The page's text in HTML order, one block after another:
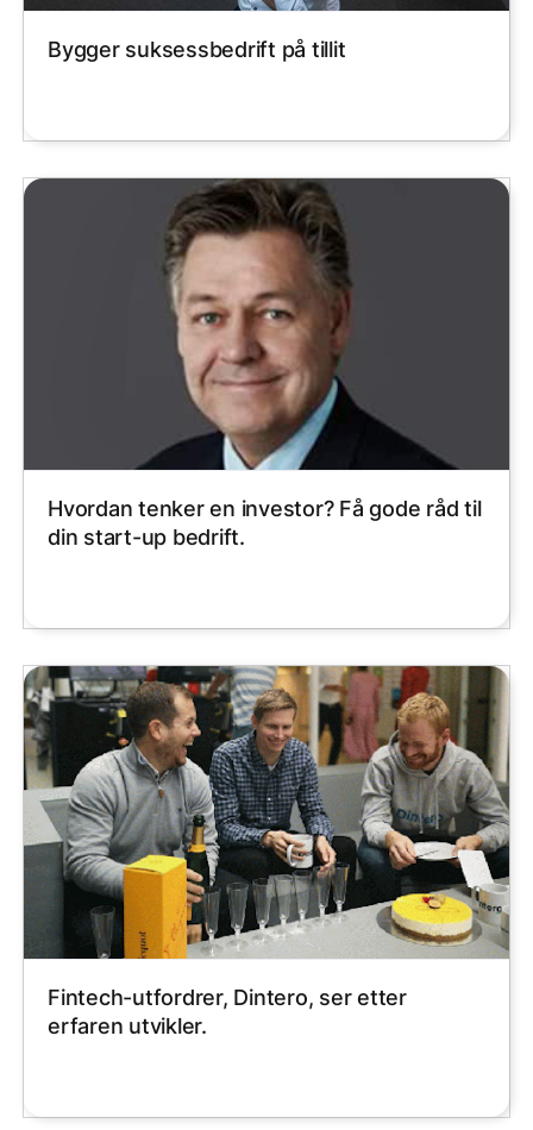
Bygger suksessbedrift på tillit
Hvordan tenker en investor? Få gode råd til
din start-up bedrift.
Fintech-utfordrer, Dintero, ser etter
erfaren utvikler.